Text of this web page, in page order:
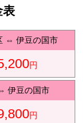
表
⇔ 伊豆の国市
円
伊豆の国市
円